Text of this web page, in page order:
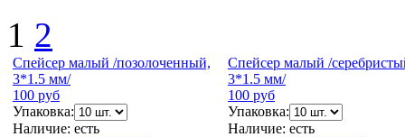
1 2
Спейсер малый /позолоченный,
3*1.5 мм/
100 руб
Упаковка:
Наличие: есть
Спейсер малый /
3*1.5 мм/
100 руб
Упаковка:
Наличие: есть